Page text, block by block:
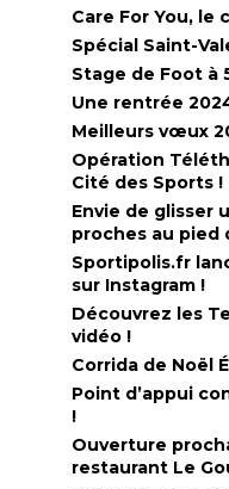
Care For You, le
Spécial Saint-
Stage de Foot à
Une rentrée
Meilleurs vœux
Opération
Cité des Sports !
Envie de glisser
proches au pied
Sportipolis.fr
sur Instagram !
Découvrez les
vidéo !
Corrida de Noël
Point d’appui
!
Ouverture
restaurant Le